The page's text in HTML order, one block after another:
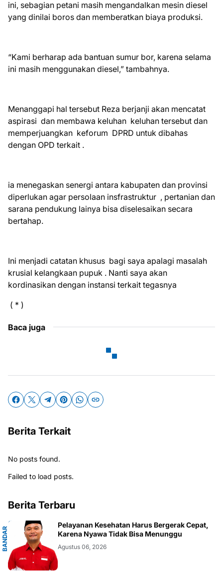
ini, sebagian petani masih mengandalkan mesin diesel
yang dinilai boros dan memberatkan biaya produksi.
“Kami berharap ada bantuan sumur bor, karena selama
ini masih menggunakan diesel,” tambahnya.
Menanggapi hal tersebut Reza berjanji akan mencatat
aspirasi dan membawa keluhan keluhan tersebut dan
memperjuangkan keforum DPRD untuk dibahas
dengan OPD terkait .
ia menegaskan senergi antara kabupaten dan provinsi
diperlukan agar persolaan insfrastruktur , pertanian dan
sarana pendukung lainya bisa diselesaikan secara
bertahap.
Ini menjadi catatan khusus bagi saya apalagi masalah
krusial kelangkaan pupuk . Nanti saya akan
kordinasikan dengan instansi terkait tegasnya
( * )
Baca juga
Berita Terkait
No posts found.
Failed to load posts.
Berita Terbaru
B
A
N
D
A
R
L
A
M
P
U
N
Pelayanan Kesehatan Harus Bergerak Cepat,
Karena Nyawa Tidak Bisa Menunggu
Agustus 06, 2026